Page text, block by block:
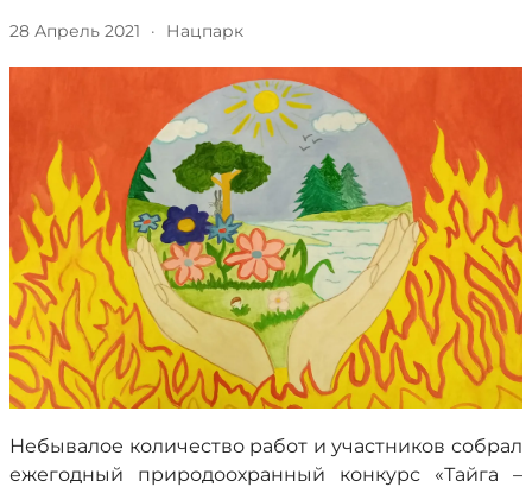
28 Апрель 2021 · Нацпарк
Небывалое количество работ и участников собрал
ежегодный природоохранный конкурс «Тайга –